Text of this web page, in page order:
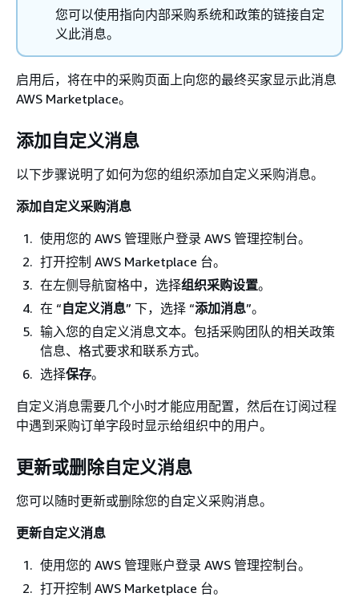
您可以使用指向内部采购系统和政策的链接自定
义此消息。
启用后，将在中的采购页面上向您的最终买家显示此消息
AWS Marketplace。
添加自定义消息
以下步骤说明了如何为您的组织添加自定义采购消息。
添加自定义采购消息
使用您的 AWS 管理账户登录 AWS 管理控制台。
打开控制 AWS Marketplace 台。
在左侧导航窗格中，选择组织采购设置。
在 “自定义消息” 下，选择 “添加消息”。
输入您的自定义消息文本。包括采购团队的相关政策
信息、格式要求和联系方式。
选择保存。
自定义消息需要几个小时才能应用配置，然后在订阅过程
中遇到采购订单字段时显示给组织中的用户。
更新或删除自定义消息
您可以随时更新或删除您的自定义采购消息。
更新自定义消息
使用您的 AWS 管理账户登录 AWS 管理控制台。
打开控制 AWS Marketplace 台。